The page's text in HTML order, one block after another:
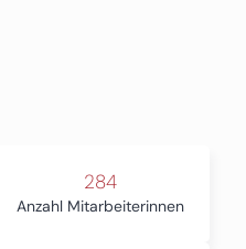
284
Anzahl Mitarbeiterinnen